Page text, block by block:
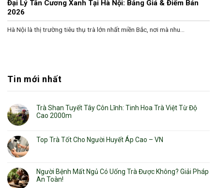
Đại Lý Tân Cương Xanh Tại Hà Nội: Bảng Giá & Điểm Bán
2026
Hà Nội là thị trường tiêu thụ trà lớn nhất miền Bắc, nơi mà nhu...
Tin mới nhất
Trà Shan Tuyết Tây Côn Lĩnh: Tinh Hoa Trà Việt Từ Độ
Cao 2000m
Top Trà Tốt Cho Người Huyết Áp Cao – VN
Người Bệnh Mất Ngủ Có Uống Trà Được Không? Giải Pháp
An Toàn!